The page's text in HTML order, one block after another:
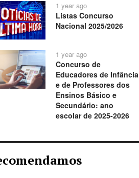
1 year ago
Listas Concurso
Nacional 2025/2026
1 year ago
Concurso de
Educadores de Infância
e de Professores dos
Ensinos Básico e
Secundário: ano
escolar de 2025-2026